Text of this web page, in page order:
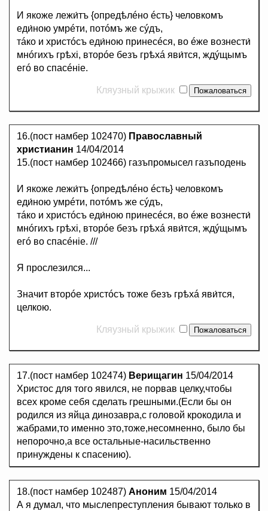
И якоже лежи́тъ {опредѣлéно éсть} человкомъ
еди́ною умрéти, потóмъ же сýдъ,
тáко и христóсъ еди́ною принесéся, во éже вознести́
мнóгихъ грѣхi, вторóе безъ грѣхá яви́тся, ждýщымъ
егó во спасéнiе.
Кляузный крыжик
16.(пост намбер 102470) Православный
христианин 14/04/2014
15.(пост намбер 102466) газъпромысел газъподень
И якоже лежи́тъ {опредѣлéно éсть} человкомъ
еди́ною умрéти, потóмъ же сýдъ,
тáко и христóсъ еди́ною принесéся, во éже вознести́
мнóгихъ грѣхi, вторóе безъ грѣхá яви́тся, ждýщымъ
егó во спасéнiе. ///
Я прослезился...
Значит вторóе христóсъ тоже безъ грѣхá яви́тся,
целкою.
Кляузный крыжик
17.(пост намбер 102474) Верищагин 15/04/2014
Христос для того явился, не порвав целку,чтобы
всех кроме себя сделать грешными.(Если бы он
родился из яйца динозавра,с головой крокодила и
жабрами,то именно это,тоже,несомненно, было бы
непорочно,а все остальные-насильственно
принуждены к спасению).
18.(пост намбер 102487) Аноним 15/04/2014
А я думал, что мыслепреступления бывают только в